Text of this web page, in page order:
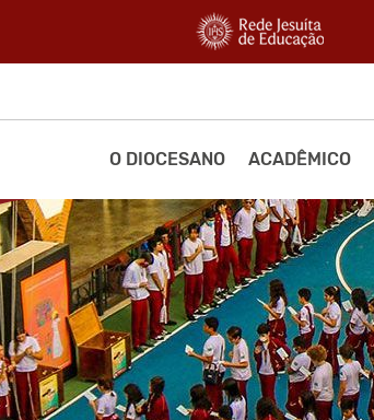
O DIOCESANO ACADÊMICO